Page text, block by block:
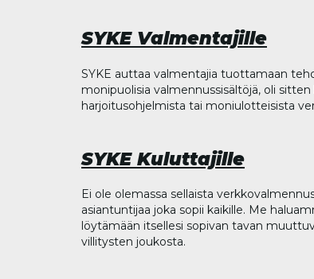
SYKE Valmentajille
SYKE auttaa valmentajia tuottamaan
monipuolisia valmennussisältöjä, oli
harjoitusohjelmista tai moniulotteisista
SYKE Kuluttajille
Ei ole olemassa sellaista
asiantuntijaa joka sopii kaikille. Me
löytämään itsellesi sopivan tavan
villitysten joukosta.